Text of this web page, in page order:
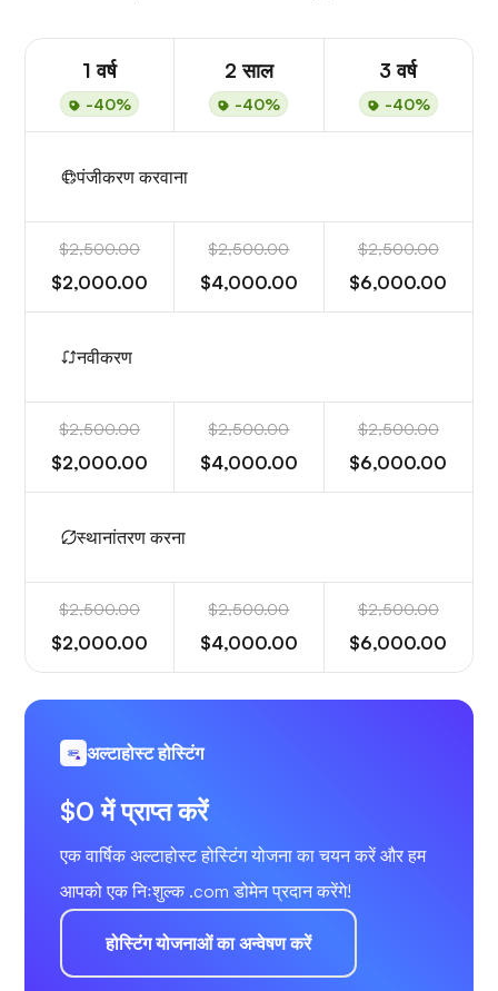
1 वर्ष
-40%
2 साल
-40%
3 वर्ष
-40%
पंजीकरण करवाना
$2,500.00
$2,000.00
$2,500.00
$4,000.00
$2,500.00
$6,000.00
नवीकरण
$2,500.00
$2,000.00
$2,500.00
$4,000.00
$2,500.00
$6,000.00
स्थानांतरण करना
$2,500.00
$2,000.00
$2,500.00
$4,000.00
$2,500.00
$6,000.00
अल्टाहोस्ट होस्टिंग
$0 में प्राप्त करें
एक वार्षिक अल्टाहोस्ट होस्टिंग योजना का चयन करें और हम
आपको एक निःशुल्क .com डोमेन प्रदान करेंगे!
होस्टिंग योजनाओं का अन्वेषण करें